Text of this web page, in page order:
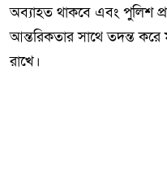
অব্যাহত থাকবে এবং পুলিশ
আন্তরিকতার সাথে তদন্ত করে
রাখে।